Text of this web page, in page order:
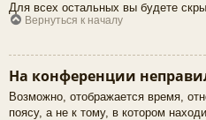
Для всех остальных вы будете
Вернуться к началу
На конференции
Возможно, отображается время,
поясу, а не к тому, в котором